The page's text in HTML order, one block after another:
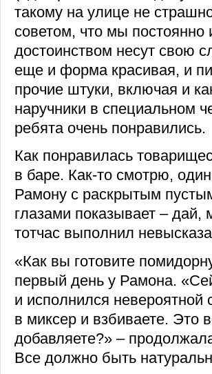
такому на улице не
советом, что мы
достоинством несут свою
еще и форма красивая, и
прочие штуки, включая и
наручники в специальном
ребята очень понравились.
Как понравилась
в баре. Как-то смотрю,
Рамону с раскрытым
глазами показывает – дай,
тотчас выполнил
«Как вы готовите
первый день у Рамона.
и исполнился
в миксер и взбиваете. Это
добавляете?» –
Все должно быть